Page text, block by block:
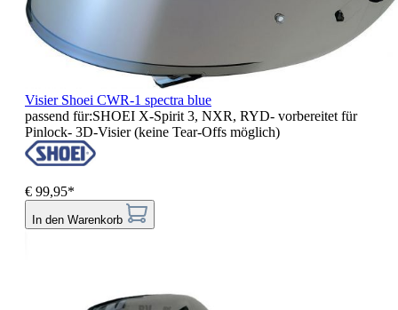
Visier Shoei CWR-1 spectra blue
passend für:SHOEI X-Spirit 3, NXR, RYD- vorbereitet für
Pinlock- 3D-Visier (keine Tear-Offs möglich)
€ 99,95*
In den Warenkorb